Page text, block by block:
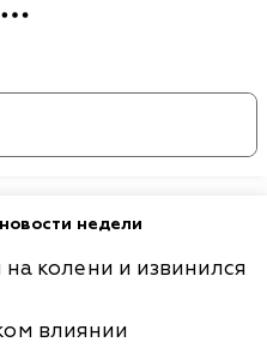
недели
колени и извинился
влиянии